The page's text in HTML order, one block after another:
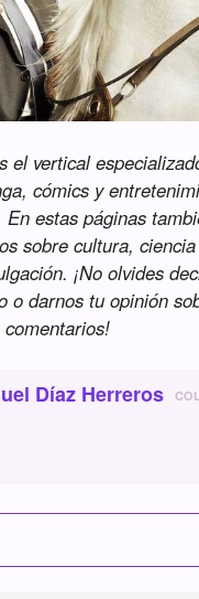
el vertical
cómics y
En estas páginas
sobre cultura,
¡No olvides
o darnos tu opinión
Díaz Herreros